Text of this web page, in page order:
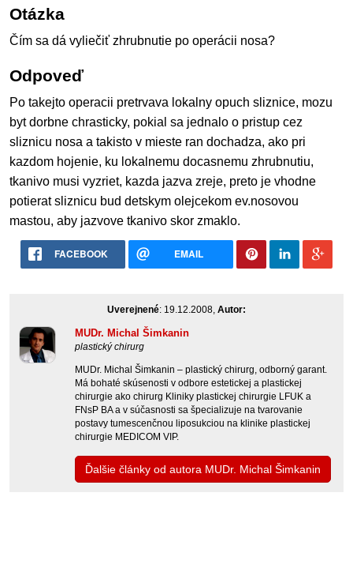
Otázka
Čím sa dá vyliečiť zhrubnutie po operácii nosa?
Odpoveď
Po takejto operacii pretrvava lokalny opuch sliznice, mozu
byt dorbne chrasticky, pokial sa jednalo o pristup cez
sliznicu nosa a takisto v mieste ran dochadza, ako pri
kazdom hojenie, ku lokalnemu docasnemu zhrubnutiu,
tkanivo musi vyzriet, kazda jazva zreje, preto je vhodne
potierat sliznicu bud detskym olejcekom ev.nosovou
mastou, aby jazvove tkanivo skor zmaklo.
FACEBOOK EMAIL
Uverejnené: 19.12.2008, Autor:
MUDr. Michal Šimkanin
plastický chirurg
MUDr. Michal Šimkanin – plastický chirurg, odborný garant.
Má bohaté skúsenosti v odbore estetickej a plastickej
chirurgie ako chirurg Kliniky plastickej chirurgie LFUK a
FNsP BA a v súčasnosti sa špecializuje na tvarovanie
postavy tumescenčnou liposukciou na klinike plastickej
chirurgie MEDICOM VIP.
Ďalšie články od autora MUDr. Michal Šimkanin